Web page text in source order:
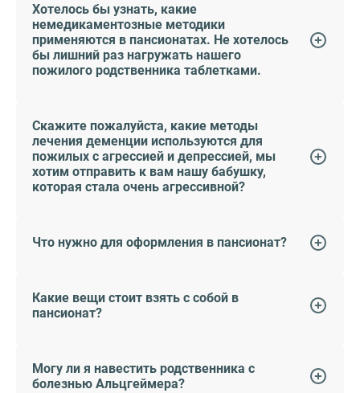
Хотелось бы узнать, какие
немедикаментозные методики
применяются в пансионатах. Не хотелось
бы лишний раз нагружать нашего
пожилого родственника таблетками.
Скажите пожалуйста, какие методы
лечения деменции используются для
пожилых с агрессией и депрессией, мы
хотим отправить к вам нашу бабушку,
которая стала очень агрессивной?
Что нужно для оформления в пансионат?
Какие вещи стоит взять с собой в
пансионат?
Могу ли я навестить родственника с
болезнью Альцгеймера?